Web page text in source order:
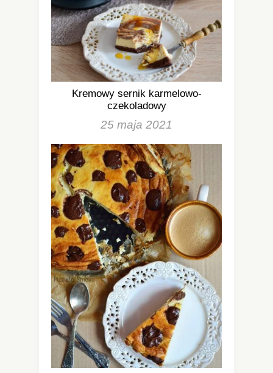
Kremowy sernik karmelowo-
czekoladowy
25 maja 2021